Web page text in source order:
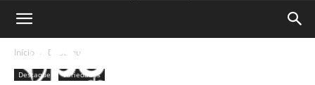
Início Destaque
Destaque Variedades